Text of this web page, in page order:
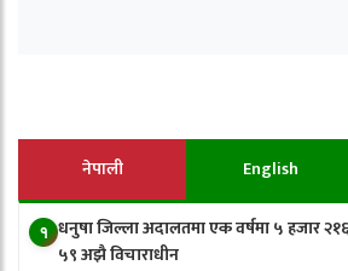
नेपाली English
१ धनुषा जिल्ला अदालतमा एक वर्षमा ५ हजार २१६
५९ अझै विचाराधीन